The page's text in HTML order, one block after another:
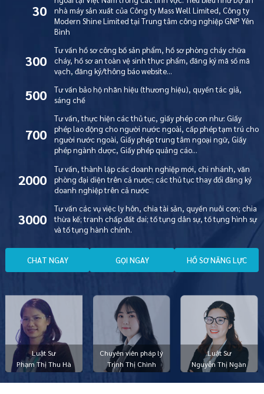
Luật Sư
Phạm Thị Thu Hà
Chuyên viên pháp lý
Trịnh Thị Chình
Luật Sư
Nguyễn Thị Ngàn
30
nhà máy sản xuất của Công ty Mass Well Limited, Công ty
Modern Shine Limited tại Trung tâm công nghiệp GNP Yên
Bình
300
Tư vấn hồ sơ công bố sản phẩm, hồ sơ phòng cháy chữa
cháy, hồ sơ an toàn vệ sinh thực phẩm, đăng ký mã số mã
vạch, đăng ký/thông báo website…
500
Tư vấn bảo hộ nhãn hiệu (thương hiệu), quyền tác giả,
sáng chế
700
Tư vấn, thực hiện các thủ tục, giấy phép con như: Giấy
phép lao động cho người nước ngoài, cấp phép tạm trú cho
người nước ngoài, Giấy phép trung tâm ngoại ngữ, Giấy
phép ngành dược, Giấy phép quảng cáo…
2000
Tư vấn, thành lập các doanh nghiệp mới, chi nhánh, văn
phòng đại diện trên cả nước; các thủ tục thay đổi đăng ký
doanh nghiệp trên cả nước
3000
Tư vấn các vụ việc ly hôn, chia tài sản, quyền nuôi con; chia
thừa kế; tranh chấp đất đai; tố tụng dân sự, tố tụng hình sự
và tố tụng hành chính.
CHAT NGAY GỌI NGAY HỒ SƠ NĂNG LỰC